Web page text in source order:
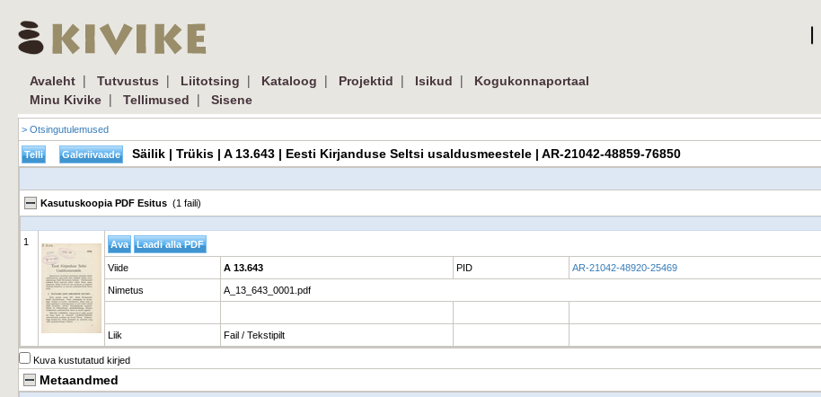
Avaleht | Tutvustus | Liitotsing | Kataloog | Projektid | Isikud |
Kogukonnaportaal
Minu Kivike | Tellimused | Sisene
> Otsingutulemused
Säilik | Trükis | A 13.643 | Eesti Kirjanduse Seltsi usaldusmeestele | AR-21042-48859-76850
Kasutuskoopia PDF Esitus (1 faili)
1
Viide A 13.643 PID AR-21042-48920-25469
Nimetus A_13_643_0001.pdf
Liik Fail / Tekstipilt
Kuva kustutatud kirjed
Metaandmed